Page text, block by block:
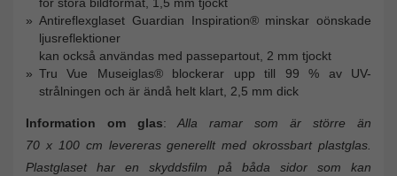
Antireflexglaset Guardian Inspiration® minskar oönskade
ljusreflektioner
kan också användas med passepartout, 2 mm tjockt
Tru Vue Museiglas® blockerar upp till 99 % av UV-
strålningen och är ändå helt klart, 2,5 mm dick
Information om glas: Alla ramar som är större än
70 x 100 cm levereras generellt med okrossbart plastglas.
Plastglaset har en skyddsfilm på båda sidor som kan